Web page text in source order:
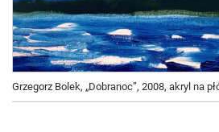
Grzegorz Bolek, „Dobranoc”, 2008, akryl na